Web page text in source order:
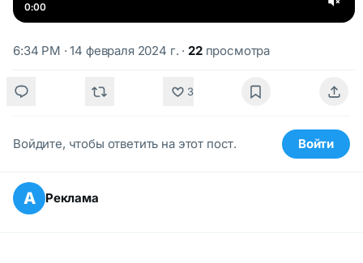
0:00
6:34 PM · 14 февраля 2024 г. · 22просмотра
3
Войдите, чтобы ответить на этот пост. Войти
А Реклама